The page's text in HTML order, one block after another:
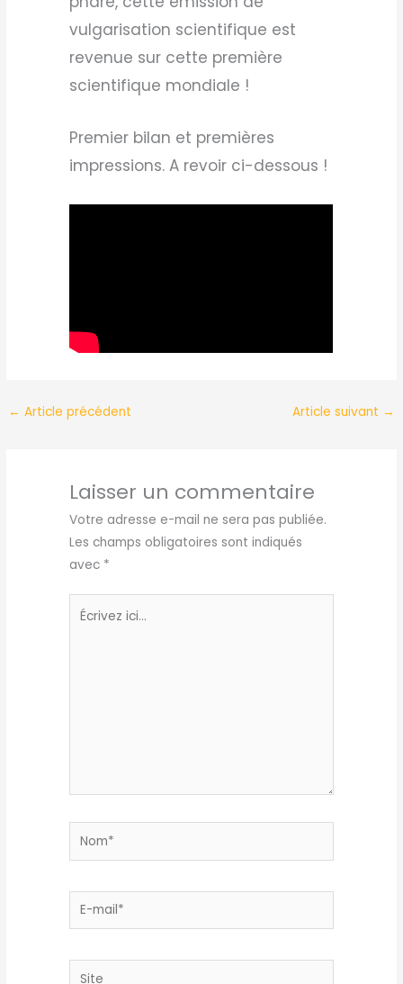
vulgarisation scientifique est
revenue sur cette première
scientifique mondiale !
Premier bilan et premières
impressions. A revoir ci-dessous !
← Article précédent Article suivant →
Laisser un commentaire
Votre adresse e-mail ne sera pas publiée.
Les champs obligatoires sont indiqués
avec *
Écrivez
Nom*
E-
mail*
Site